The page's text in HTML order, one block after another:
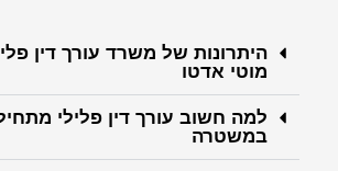
היתרונות של משרד עורך דין
מוטי אדטו
למה חשוב עורך דין פלילי
במשטרה